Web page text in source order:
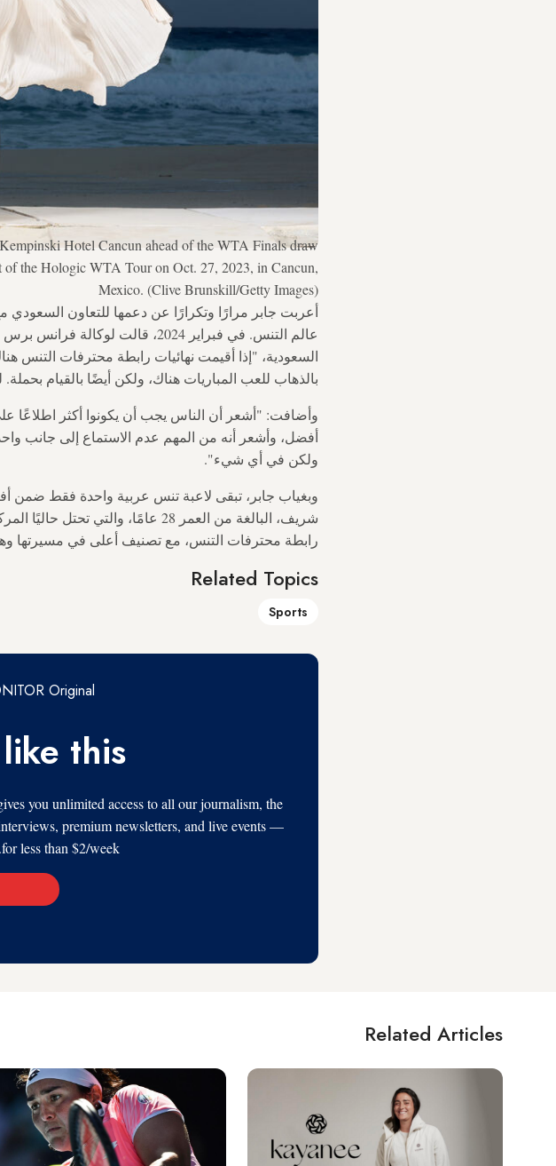
Hotel Cancun ahead of the WTA Finals draw
the Hologic WTA Tour on Oct. 27, 2023, in Cancun,
Mexico. (Clive Brunskill/Getty Images)
أعربت جابر مرارًا وتكرارًا عن دعمها للتعاون
عالم التنس. في فبراير 2024،
السعودية، "إذا أقيمت نهائيات رابطة محترفات
بالذهاب للعب المباريات هناك، ولكن أيضًا بالقيام
وأضافت: "أشعر أن الناس يجب أن يكونوا أكثر اطلاعًا
أفضل، وأشعر أنه من المهم عدم الاستماع إلى جانب
ولكن في أي شيء".
رابطة محترفات التنس، مع تصنيف أعلى في مسيرتها وهو
Related Topics
Sports
Original
this?
you unlimited access to all our journalism, the
premium newsletters, and live events —
for less than $2/week.
Related Articles